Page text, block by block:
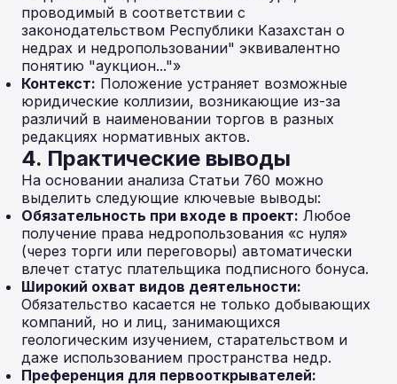
проводимый в соответствии с
законодательством Республики Казахстан о
недрах и недропользовании" эквивалентно
понятию "аукцион..."»
Контекст: Положение устраняет возможные
юридические коллизии, возникающие из-за
различий в наименовании торгов в разных
редакциях нормативных актов.
4. Практические выводы
На основании анализа Статьи 760 можно
выделить следующие ключевые выводы:
Обязательность при входе в проект: Любое
получение права недропользования «с нуля»
(через торги или переговоры) автоматически
влечет статус плательщика подписного бонуса.
Широкий охват видов деятельности:
Обязательство касается не только добывающих
компаний, но и лиц, занимающихся
геологическим изучением, старательством и
даже использованием пространства недр.
Преференция для первооткрывателей: